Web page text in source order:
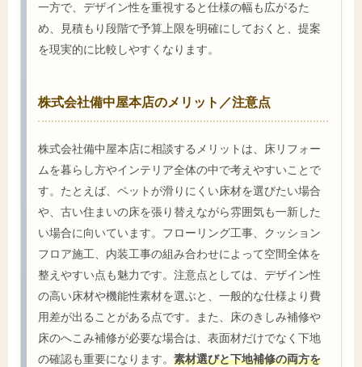
一方で、デザイン性を重視すると仕様の幅も広がるた
め、見積もり段階で予算上限を明確にしておくと、提案
を現実的に比較しやすくなります。
株式会社備中屋本店のメリット／注意点
株式会社備中屋本店に相談するメリットは、床リフォー
ムを暮らし方やインテリア全体の中で考えやすいことで
す。たとえば、ペットが滑りにくい床材を選びたい場合
や、古い住まいの床を張り替えながら雰囲気も一新した
い場合に向いています。フローリング工事、クッション
フロア施工、内装工事の組み合わせによって空間全体を
整えやすい点も魅力です。注意点としては、デザイン性
の高い床材や機能性素材を選ぶと、一般的な仕様より費
用差が出ることがある点です。また、床のきしみ補修や
床のへこみ補修が必要な場合は、表面材だけでなく下地
の確認も重要になります。 素材選びと下地補修の両方を